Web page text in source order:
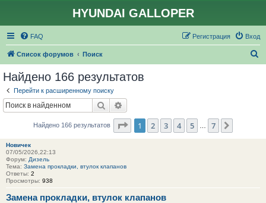
HYUNDAI GALLOPER
FAQ Вход
Регистрация
Список форумов Поиск
Найдено 166 результатов
Перейти к расширенному поиску
Поиск
Найдено 166 результатов Страница из
1 2 3 4 5 7
Новичек
07/05/2026,22:13
Форум: Дизель
Тема: Замена прокладки, втулок клапанов
Ответы: 2
Просмотры: 938
Замена прокладки, втулок клапанов